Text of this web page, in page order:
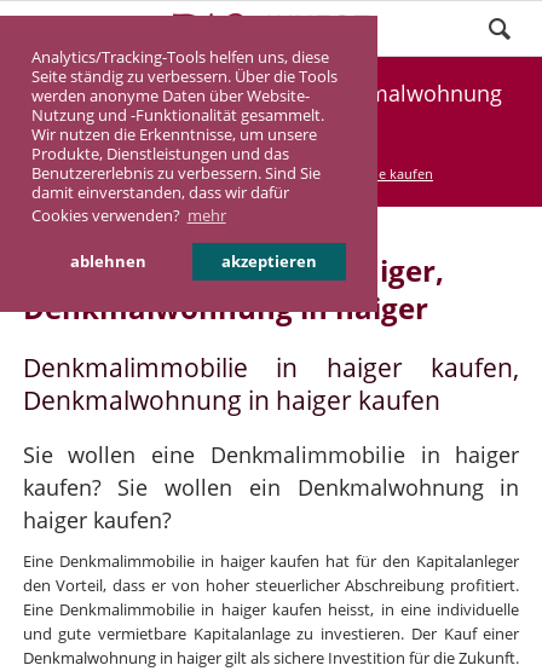
Analytics/Tracking-Tools helfen uns, diese
Seite ständig zu verbessern. Über die Tools
werden anonyme Daten über Website-
Nutzung und -Funktionalität gesammelt.
Wir nutzen die Erkenntnisse, um unsere
Produkte, Dienstleistungen und das
Benutzererlebnis zu verbessern. Sind Sie
damit einverstanden, dass wir dafür
Cookies verwenden? mehr
ablehnen akzeptieren
Denkmalimmobilie haiger, Denkmalwohnung
haiger
DASINVEST Service Denkmalimmobilie kaufen
Denkmalimmobilie in haiger,
Denkmalwohnung in haiger
Denkmalimmobilie in haiger kaufen,
Denkmalwohnung in haiger kaufen
Sie wollen eine Denkmalimmobilie in haiger
kaufen? Sie wollen ein Denkmalwohnung in
haiger kaufen?
Eine Denkmalimmobilie in haiger kaufen hat für den Kapitalanleger
den Vorteil, dass er von hoher steuerlicher Abschreibung profitiert.
Eine Denkmalimmobilie in haiger kaufen heisst, in eine individuelle
und gute vermietbare Kapitalanlage zu investieren. Der Kauf einer
Denkmalwohnung in haiger gilt als sichere Investition für die Zukunft.